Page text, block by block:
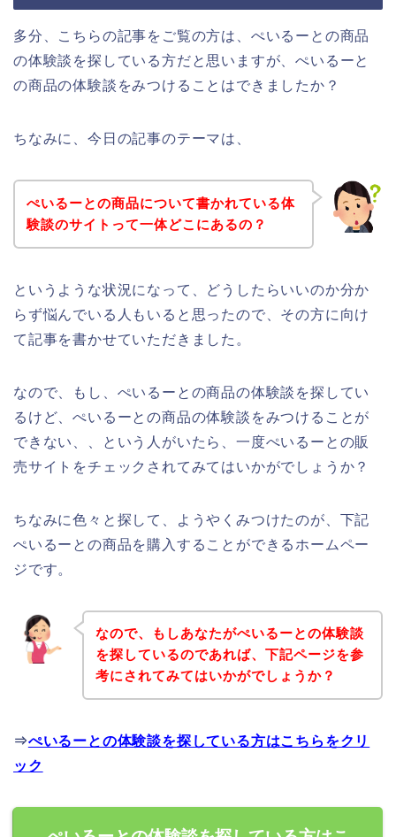
多分、こちらの記事をご覧の方は、ぺいるーとの商品
の体験談を探している方だと思いますが、ぺいるーと
の商品の体験談をみつけることはできましたか？
ちなみに、今日の記事のテーマは、
ぺいるーとの商品について書かれている体
験談のサイトって一体どこにあるの？
というような状況になって、どうしたらいいのか分か
らず悩んでいる人もいると思ったので、その方に向け
て記事を書かせていただきました。
なので、もし、ぺいるーとの商品の体験談を探してい
るけど、ぺいるーとの商品の体験談をみつけることが
できない、、という人がいたら、一度ぺいるーとの販
売サイトをチェックされてみてはいかがでしょうか？
ちなみに色々と探して、ようやくみつけたのが、下記
ぺいるーとの商品を購入することができるホームペー
ジです。
なので、もしあなたがぺいるーとの体験談
を探しているのであれば、下記ページを参
考にされてみてはいかがでしょうか？
⇒ぺいるーとの体験談を探している方はこちらをクリ
ック